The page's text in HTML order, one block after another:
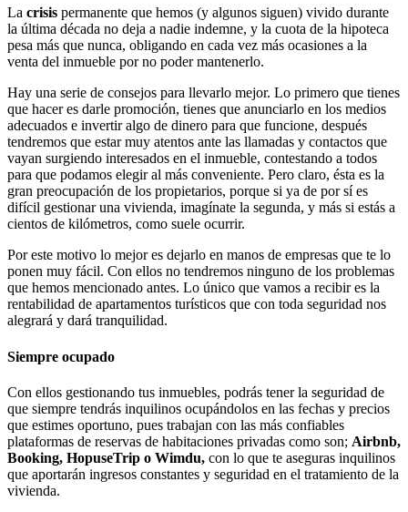
La crisis permanente que hemos (y algunos siguen) vivido durante
la última década no deja a nadie indemne, y la cuota de la hipoteca
pesa más que nunca, obligando en cada vez más ocasiones a la
venta del inmueble por no poder mantenerlo.
Hay una serie de consejos para llevarlo mejor. Lo primero que tienes
que hacer es darle promoción, tienes que anunciarlo en los medios
adecuados e invertir algo de dinero para que funcione, después
tendremos que estar muy atentos ante las llamadas y contactos que
vayan surgiendo interesados en el inmueble, contestando a todos
para que podamos elegir al más conveniente. Pero claro, ésta es la
gran preocupación de los propietarios, porque si ya de por sí es
difícil gestionar una vivienda, imagínate la segunda, y más si estás a
cientos de kilómetros, como suele ocurrir.
Por este motivo lo mejor es dejarlo en manos de empresas que te lo
ponen muy fácil. Con ellos no tendremos ninguno de los problemas
que hemos mencionado antes. Lo único que vamos a recibir es la
rentabilidad de apartamentos turísticos que con toda seguridad nos
alegrará y dará tranquilidad.
Siempre ocupado
Con ellos gestionando tus inmuebles, podrás tener la seguridad de
que siempre tendrás inquilinos ocupándolos en las fechas y precios
que estimes oportuno, pues trabajan con las más confiables
plataformas de reservas de habitaciones privadas como son; Airbnb,
Booking, HopuseTrip o Wimdu, con lo que te aseguras inquilinos
que aportarán ingresos constantes y seguridad en el tratamiento de la
vivienda.